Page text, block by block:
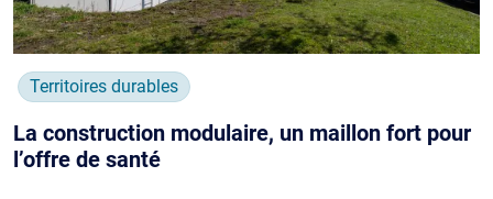
Territoires durables
La construction modulaire, un maillon fort pour
l’offre de santé